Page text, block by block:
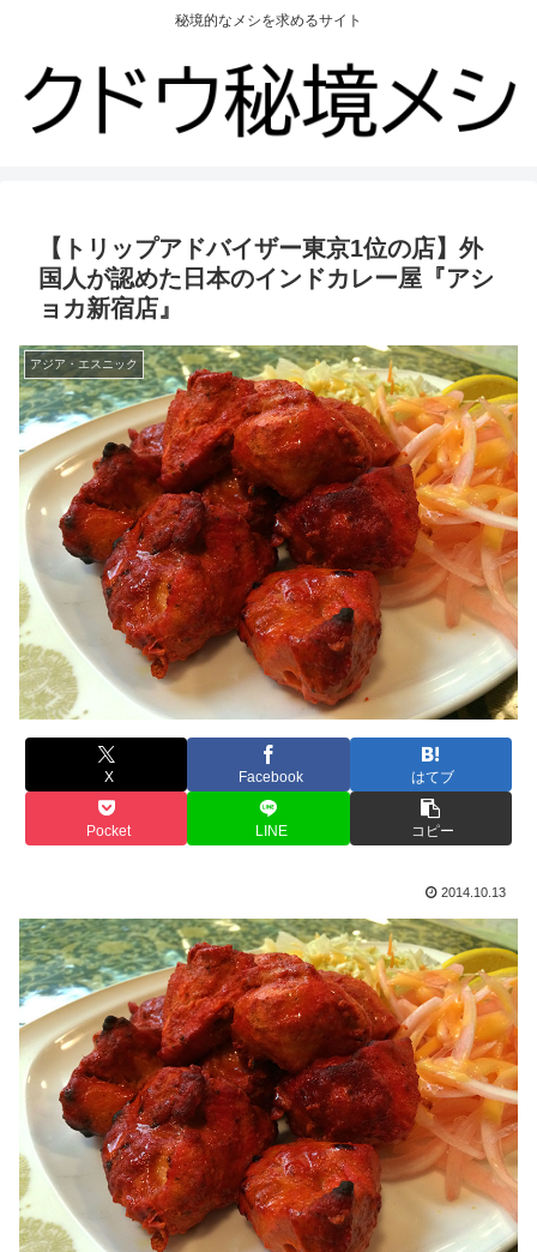
秘境的なメシを求めるサイト
【トリップアドバイザー東京1位の店】外
国人が認めた日本のインドカレー屋『アシ
ョカ新宿店』
アジア・エスニック
X Facebook はてブ
Pocket LINE コピー
2014.10.13